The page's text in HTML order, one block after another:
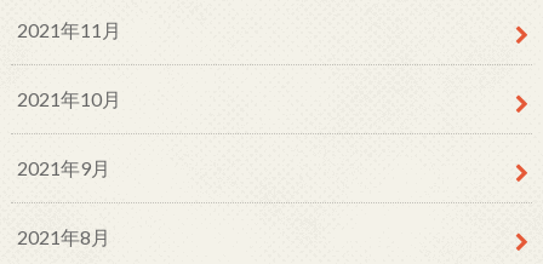
2021年11月
2021年10月
2021年9月
2021年8月